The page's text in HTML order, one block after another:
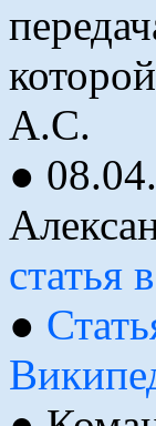
А.С.
●
статья
●